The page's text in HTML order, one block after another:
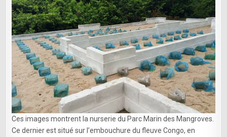
Ces images montrent la nurserie du Parc Marin des Mangroves.
Ce dernier est situé sur l’embouchure du fleuve Congo, en